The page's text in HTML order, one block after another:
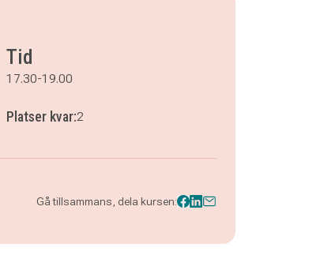
Tid
17.30-19.00
Platser kvar:2
Gå tillsammans, dela kursen: